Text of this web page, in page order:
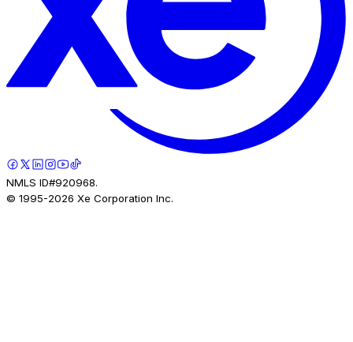
NMLS ID#920968.
© 1995-2026 Xe Corporation Inc.